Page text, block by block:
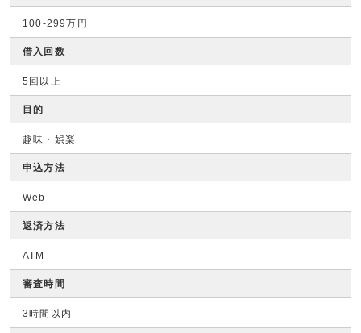
100-299万円
借入回数
5回以上
目的
趣味・娯楽
申込方法
Web
返済方法
ATM
審査時間
3時間以内